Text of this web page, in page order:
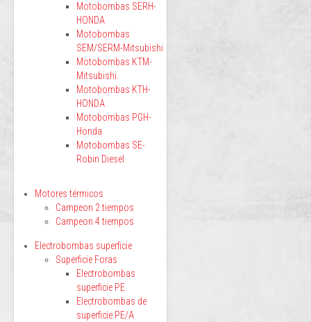
Motobombas SERH-
HONDA
Motobombas
SEM/SERM-Mitsubishi
Motobombas KTM-
Mitsubishi.
Motobombas KTH-
HONDA
Motobombas PGH-
Honda
Motobombas SE-
Robin Diesel
Motores térmicos
Campeon 2 tiempos
Campeon 4 tiempos
Electrobombas superficie
Superficie Foras
Electrobombas
superficie PE
Electrobombas de
superficie PE/A